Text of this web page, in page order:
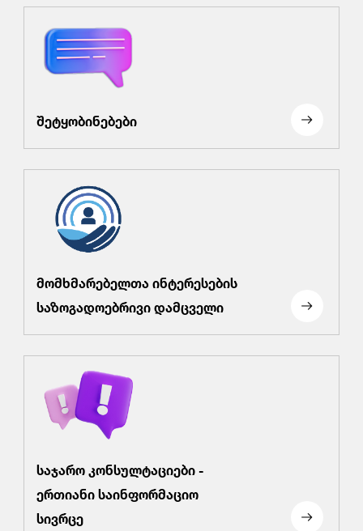
შეტყობინებები
მომხმარებელთა ინტერესების
საზოგადოებრივი დამცველი
საჯარო კონსულტაციები -
ერთიანი საინფორმაციო
სივრცე